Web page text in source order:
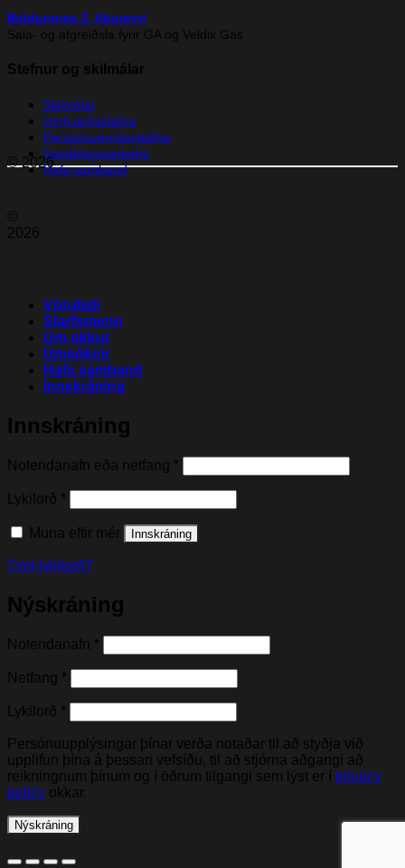
Baldursnes 2, Akureyri
Sala- og afgreiðsla fyrir GA og Veldix Gas
Stefnur og skilmálar
Skilmálar
Umhverfisstefna
Persónuverndarstefna
Samfélagsverkefni
Hafa samband
© 2026
©
2026
Vörulisti
Starfsmenn
Um okkur
Umsóknir
Hafa samband
Innskráning
Innskráning
Notendanafn eða netfang *
Lykilorð *
Muna eftir mér Innskráning
Týnt lykilorð?
Nýskráning
Notendanafn *
Netfang *
Lykilorð *
Persónuupplýsingar þínar verða notaðar til að styðja við
upplifun þína á þessari vefsíðu, til að stjórna aðgangi að
reikningnum þínum og í öðrum tilgangi sem lýst er í privacy
policy okkar.
Nýskráning